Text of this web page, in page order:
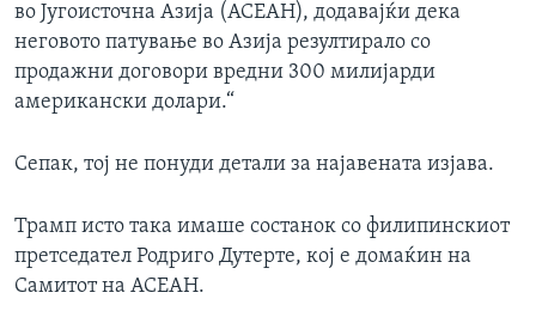
во Југоисточна Азија (АСЕАН), додавајќи дека
неговото патување во Азија резултирало со
продажни договори вредни 300 милијарди
американски долари.“
Сепак, тој не понуди детали за најавената изјава.
Трамп исто така имаше состанок со филипинскиот
претседател Родриго Дутерте, кој е домаќин на
Самитот на АСЕАН.